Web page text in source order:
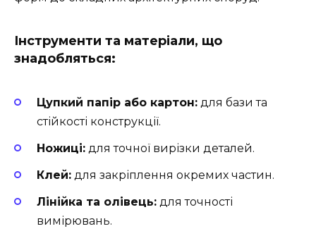
Інструменти та матеріали, що
знадобляться:
Цупкий папір або картон: для бази та
стійкості конструкції.
Ножиці: для точної вирізки деталей.
Клей: для закріплення окремих частин.
Лінійка та олівець: для точності
вимірювань.